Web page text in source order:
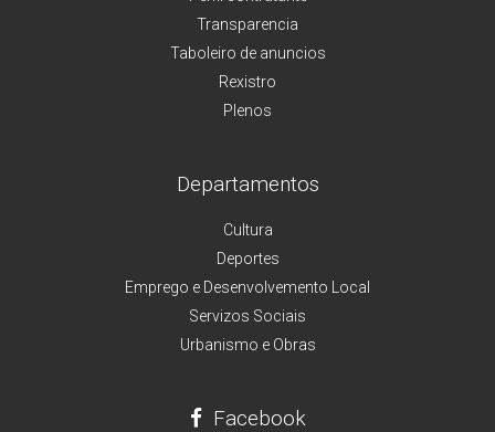
Transparencia
Taboleiro de anuncios
Rexistro
Plenos
Departamentos
Cultura
Deportes
Emprego e Desenvolvemento Local
Servizos Sociais
Urbanismo e Obras
Facebook